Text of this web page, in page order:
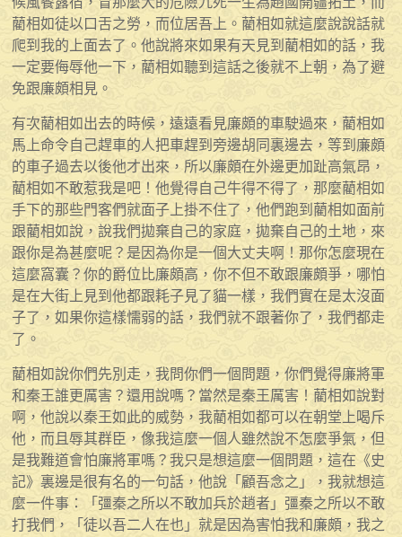
藺相如徒以口舌之勞，而位居吾上。藺相如就這麼說說話就
爬到我的上面去了。他說將來如果有天見到藺相如的話，我
一定要侮辱他一下，藺相如聽到這話之後就不上朝，為了避
免跟廉頗相見。
有次藺相如出去的時候，遠遠看見廉頗的車駛過來，藺相如
馬上命令自己趕車的人把車趕到旁邊胡同裏邊去，等到廉頗
的車子過去以後他才出來，所以廉頗在外邊更加趾高氣昂，
藺相如不敢惹我是吧！他覺得自己牛得不得了，那麼藺相如
手下的那些門客們就面子上掛不住了，他們跑到藺相如面前
跟藺相如說，說我們拋棄自己的家庭，拋棄自己的土地，來
跟你是為甚麼呢？是因為你是一個大丈夫啊！那你怎麼現在
這麼窩囊？你的爵位比廉頗高，你不但不敢跟廉頗爭，哪怕
是在大街上見到他都跟耗子見了貓一樣，我們實在是太沒面
子了，如果你這樣懦弱的話，我們就不跟著你了，我們都走
了。
藺相如說你們先別走，我問你們一個問題，你們覺得廉將軍
和秦王誰更厲害？還用說嗎？當然是秦王厲害！藺相如說對
啊，他說以秦王如此的威勢，我藺相如都可以在朝堂上喝斥
他，而且辱其群臣，像我這麼一個人雖然說不怎麼爭氣，但
是我難道會怕廉將軍嗎？我只是想這麼一個問題，這在《史
記》裏邊是很有名的一句話，他說「顧吾念之」，我就想這
麼一件事：「彊秦之所以不敢加兵於趙者」彊秦之所以不敢
打我們，「徒以吾二人在也」就是因為害怕我和廉頗，我之